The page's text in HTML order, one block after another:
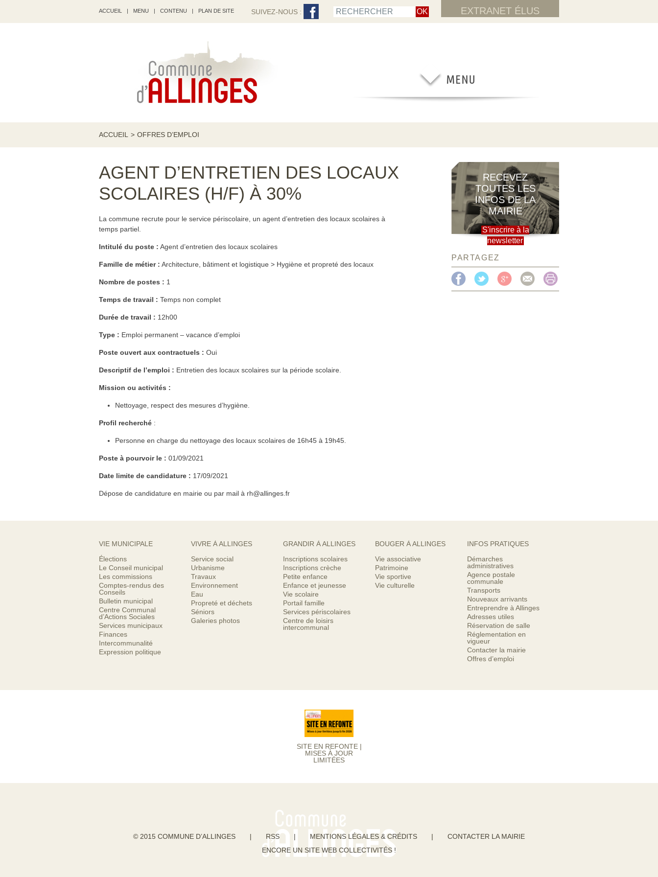
ACCUEIL | MENU | CONTENU | PLAN DE SITE EXTRANET ÉLUS
SUIVEZ-NOUS :
ACCUEIL > OFFRES D’EMPLOI
AGENT D’ENTRETIEN DES LOCAUX
SCOLAIRES (H/F) À 30%
La commune recrute pour le service périscolaire, un agent d’entretien des locaux scolaires à
temps partiel.
Intitulé du poste : Agent d’entretien des locaux scolaires
Famille de métier : Architecture, bâtiment et logistique > Hygiène et propreté des locaux
Nombre de postes : 1
Temps de travail : Temps non complet
Durée de travail : 12h00
Type : Emploi permanent – vacance d’emploi
Poste ouvert aux contractuels : Oui
Descriptif de l’emploi : Entretien des locaux scolaires sur la période scolaire.
Mission ou activités :
Nettoyage, respect des mesures d’hygiène.
Profil recherché :
Personne en charge du nettoyage des locaux scolaires de 16h45 à 19h45.
Poste à pourvoir le : 01/09/2021
Date limite de candidature : 17/09/2021
Dépose de candidature en mairie ou par mail à rh@allinges.fr
RECEVEZ
TOUTES LES
INFOS DE LA
MAIRIE
S'inscrire à la
newsletter
PARTAGEZ
VIE MUNICIPALE
Élections
Le Conseil municipal
Les commissions
Comptes-rendus des
Conseils
Bulletin municipal
Centre Communal
d’Actions Sociales
Services municipaux
Finances
Intercommunalité
Expression politique
VIVRE À ALLINGES
Service social
Urbanisme
Travaux
Environnement
Eau
Propreté et déchets
Séniors
Galeries photos
GRANDIR À ALLINGES
Inscriptions scolaires
Inscriptions crèche
Petite enfance
Enfance et jeunesse
Vie scolaire
Portail famille
Services périscolaires
Centre de loisirs
intercommunal
BOUGER À ALLINGES
Vie associative
Patrimoine
Vie sportive
Vie culturelle
INFOS PRATIQUES
Démarches
administratives
Agence postale
communale
Transports
Nouveaux arrivants
Entreprendre à Allinges
Adresses utiles
Réservation de salle
Réglementation en
vigueur
Contacter la mairie
Offres d’emploi
SITE EN REFONTE |
MISES À JOUR
LIMITÉES
© 2015 COMMUNE D’ALLINGES | RSS | MENTIONS LÉGALES & CRÉDITS |
CONTACTER LA MAIRIE
ENCORE UN SITE WEB COLLECTIVITÉS !